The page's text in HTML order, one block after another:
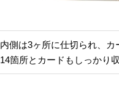
内側は3ヶ所に仕切られ、
14箇所とカードもしっかり